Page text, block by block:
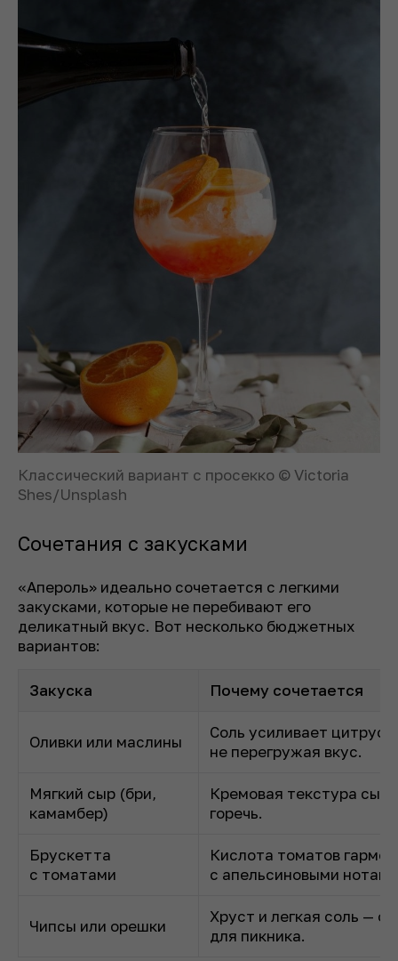
Классический вариант с просекко © Victoria
Shes/Unsplash
Сочетания с закусками
«Апероль» идеально сочетается с легкими
закусками, которые не перебивают его
деликатный вкус. Вот несколько бюджетных
вариантов:
Закуска Почему сочетается
Оливки или маслины
Соль усиливает
не перегружая вкус.
Мягкий сыр (бри,
камамбер)
Кремовая текстура
горечь.
Брускетта
с томатами
Кислота томатов
с апельсиновыми
Чипсы или орешки
Хруст и легкая соль —
для пикника.